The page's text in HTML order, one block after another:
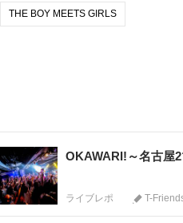
THE BOY MEETS GIRLS
OKAWARI!～名古屋
ライブレポ T-